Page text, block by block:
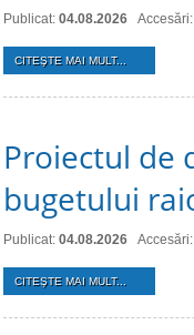
Publicat: 04.08.2026
CITEŞTE MAI MULT...
Proiectul de
bugetului
Publicat: 04.08.2026
CITEŞTE MAI MULT...